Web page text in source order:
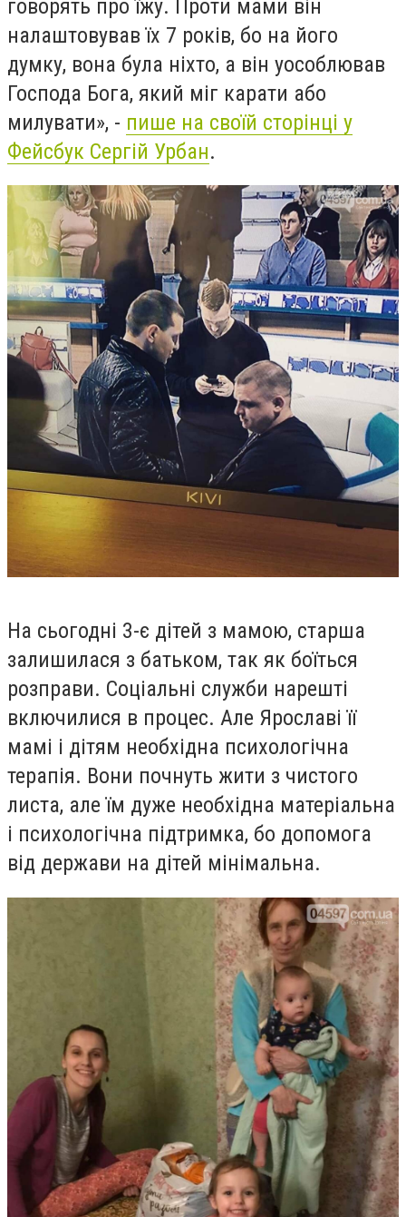
говорять про їжу. Проти мами він
налаштовував їх 7 років, бо на його
думку, вона була ніхто, а він уособлював
Господа Бога, який міг карати або
милувати», - пише на своїй сторінці у
Фейсбук Сергій Урбан.
На сьогодні 3-є дітей з мамою, старша
залишилася з батьком, так як боїться
розправи. Соціальні служби нарешті
включилися в процес. Але Ярославі її
мамі і дітям необхідна психологічна
терапія. Вони почнуть жити з чистого
листа, але їм дуже необхідна матеріальна
і психологічна підтримка, бо допомога
від держави на дітей мінімальна.